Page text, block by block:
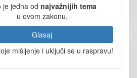
je jedna od najvažnijih tema
u ovom zakonu.
Glasaj
mišljenje i uključi se u raspravu!